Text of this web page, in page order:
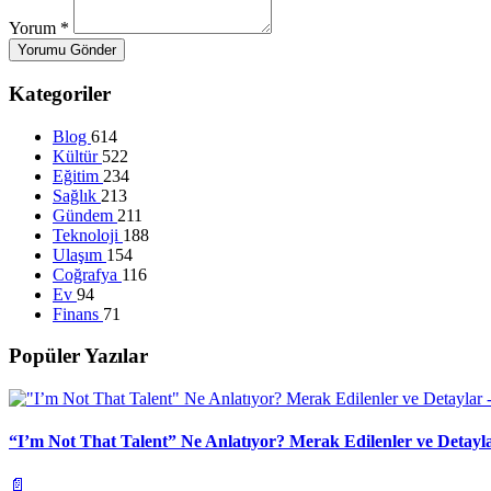
Yorum *
Yorumu Gönder
Kategoriler
Blog 614
Kültür 522
Eğitim 234
Sağlık 213
Gündem 211
Teknoloji 188
Ulaşım 154
Coğrafya 116
Ev 94
Finans 71
Popüler Yazılar
“I’m Not That Talent” Ne Anlatıyor? Merak Edilenler ve
📄